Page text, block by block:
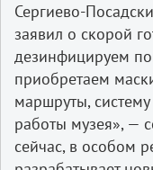
Сергиево-
заявил о скорой
дезинфицируем
приобретаем
маршруты,
работы музея», —
сейчас, в особом